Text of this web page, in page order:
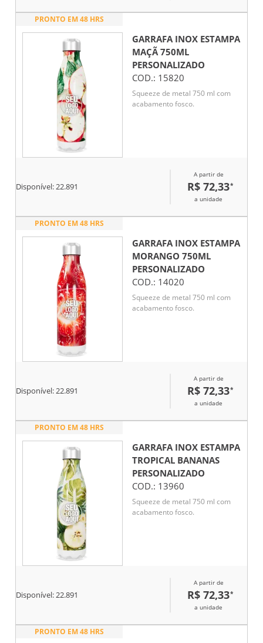
PRONTO EM 48 HRS
GARRAFA INOX ESTAMPA
MAÇÃ 750ML
PERSONALIZADO
COD.: 15820
Squeeze de metal 750 ml com
acabamento fosco.
Disponível:22.891
A partir de
R$ 72,33*
a unidade
PRONTO EM 48 HRS
GARRAFA INOX ESTAMPA
MORANGO 750ML
PERSONALIZADO
COD.: 14020
Squeeze de metal 750 ml com
acabamento fosco.
Disponível:22.891
A partir de
R$ 72,33*
a unidade
PRONTO EM 48 HRS
GARRAFA INOX ESTAMPA
TROPICAL BANANAS
PERSONALIZADO
COD.: 13960
Squeeze de metal 750 ml com
acabamento fosco.
Disponível:22.891
A partir de
R$ 72,33*
a unidade
PRONTO EM 48 HRS